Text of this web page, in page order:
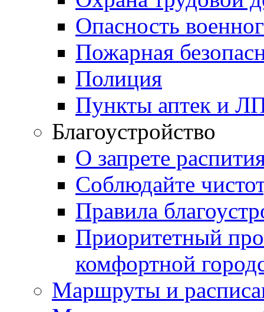
Опасность
Пожарная
Полиция
Пункты аптек и
Благоустройство
О запрете
Соблюдайте
Правила
Приоритетный
комфортной
Маршруты и